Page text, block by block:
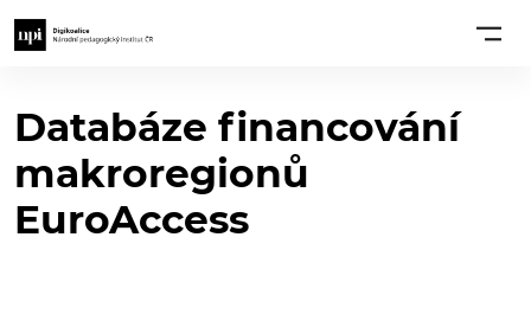
Databáze financování
makroregionů
EuroAccess